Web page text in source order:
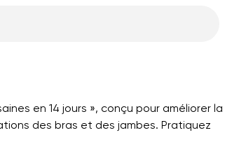
en 14 jours », conçu pour améliorer la
des bras et des jambes. Pratiquez